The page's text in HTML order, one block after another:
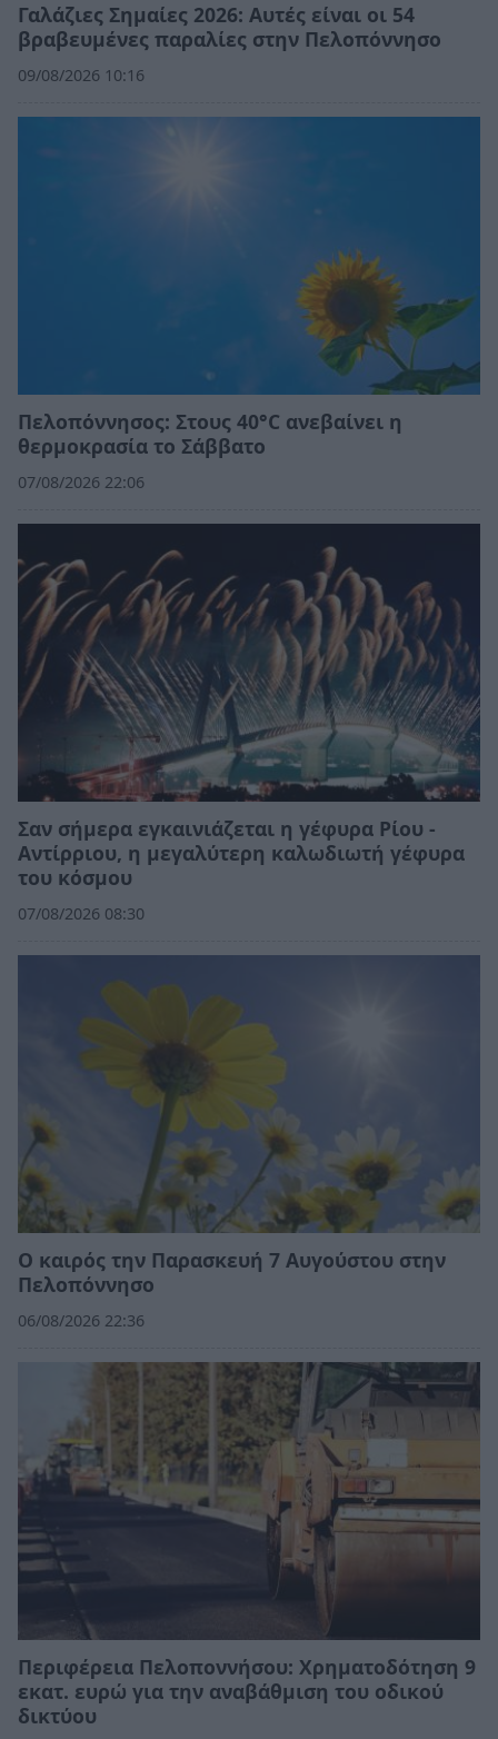
Γαλάζιες Σημαίες 2026: Αυτές είναι οι 54
βραβευμένες παραλίες στην Πελοπόννησο
09/08/2026 10:16
Πελοπόννησος: Στους 40°C ανεβαίνει η
θερμοκρασία το Σάββατο
07/08/2026 22:06
Σαν σήμερα εγκαινιάζεται η γέφυρα Ρίου -
Αντίρριου, η μεγαλύτερη καλωδιωτή γέφυρα
του κόσμου
07/08/2026 08:30
Ο καιρός την Παρασκευή 7 Αυγούστου στην
Πελοπόννησο
06/08/2026 22:36
Περιφέρεια Πελοποννήσου: Χρηματοδότηση 9
εκατ. ευρώ για την αναβάθμιση του οδικού
δικτύου